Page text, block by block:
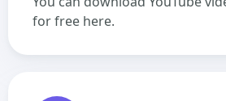
for free here.